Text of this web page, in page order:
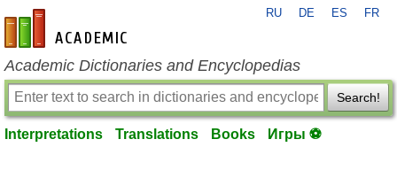
en-academic.com
RU DE ES FR
Academic Dictionaries and Encyclopedias
Search!
Interpretations Translations Books Игры ⚽